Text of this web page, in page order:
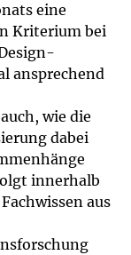
eine
Kriterium bei
ansprechend
wie die
dabei
innerhalb
aus